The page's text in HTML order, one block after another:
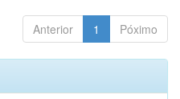
Anterior 1 Póximo